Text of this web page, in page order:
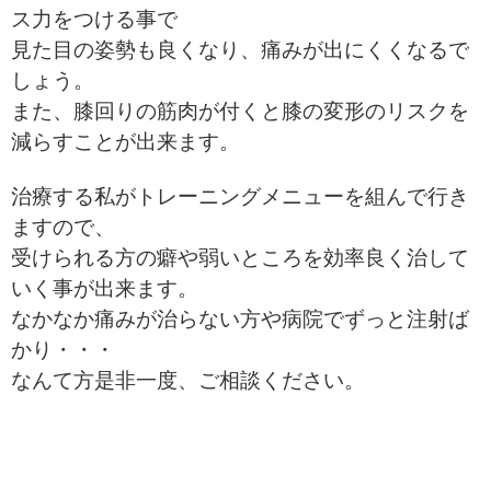
ス力をつける事で
見た目の姿勢も良くなり、痛みが出にくくなるで
しょう。
また、膝回りの筋肉が付くと膝の変形のリスクを
減らすことが出来ます。
治療する私がトレーニングメニューを組んで行き
ますので、
受けられる方の癖や弱いところを効率良く治して
いく事が出来ます。
なかなか痛みが治らない方や病院でずっと注射ば
かり・・・
なんて方是非一度、ご相談ください。